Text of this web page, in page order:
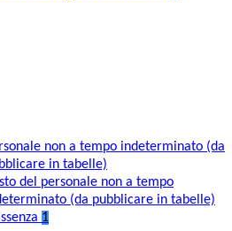
non a tempo indeterminato (da
in tabelle)
del personale non a tempo
(da pubblicare in tabelle)
1